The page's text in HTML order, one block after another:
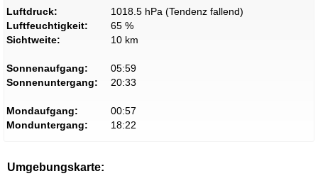
Luftdruck:
1018.5 hPa (Tendenz fallend)
Luftfeuchtigkeit:
65 %
Sichtweite:
10 km
Sonnenaufgang:
05:59
Sonnenuntergang:
20:33
Mondaufgang:
00:57
Monduntergang:
18:22
Umgebungskarte: